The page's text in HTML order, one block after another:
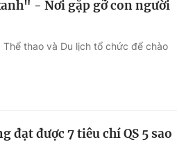
- Nơi gặp gỡ con người
thao và Du lịch tổ chức để chào
đạt được 7 tiêu chí QS 5 sao